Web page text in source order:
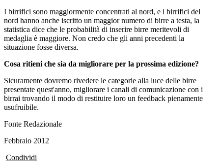
I birrifici sono maggiormente concentrati al nord, e i birrifici del
nord hanno anche iscritto un maggior numero di birre a testa, la
statistica dice che le probabilità di inserire birre meritevoli di
medaglia è maggiore. Non credo che gli anni precedenti la
situazione fosse diversa.
Cosa ritieni che sia da migliorare per la prossima edizione?
Sicuramente dovremo rivedere le categorie alla luce delle birre
presentate quest'anno, migliorare i canali di comunicazione con i
birrai trovando il modo di restituire loro un feedback pienamente
usufruibile.
Fonte Redazionale
Febbraio 2012
Condividi